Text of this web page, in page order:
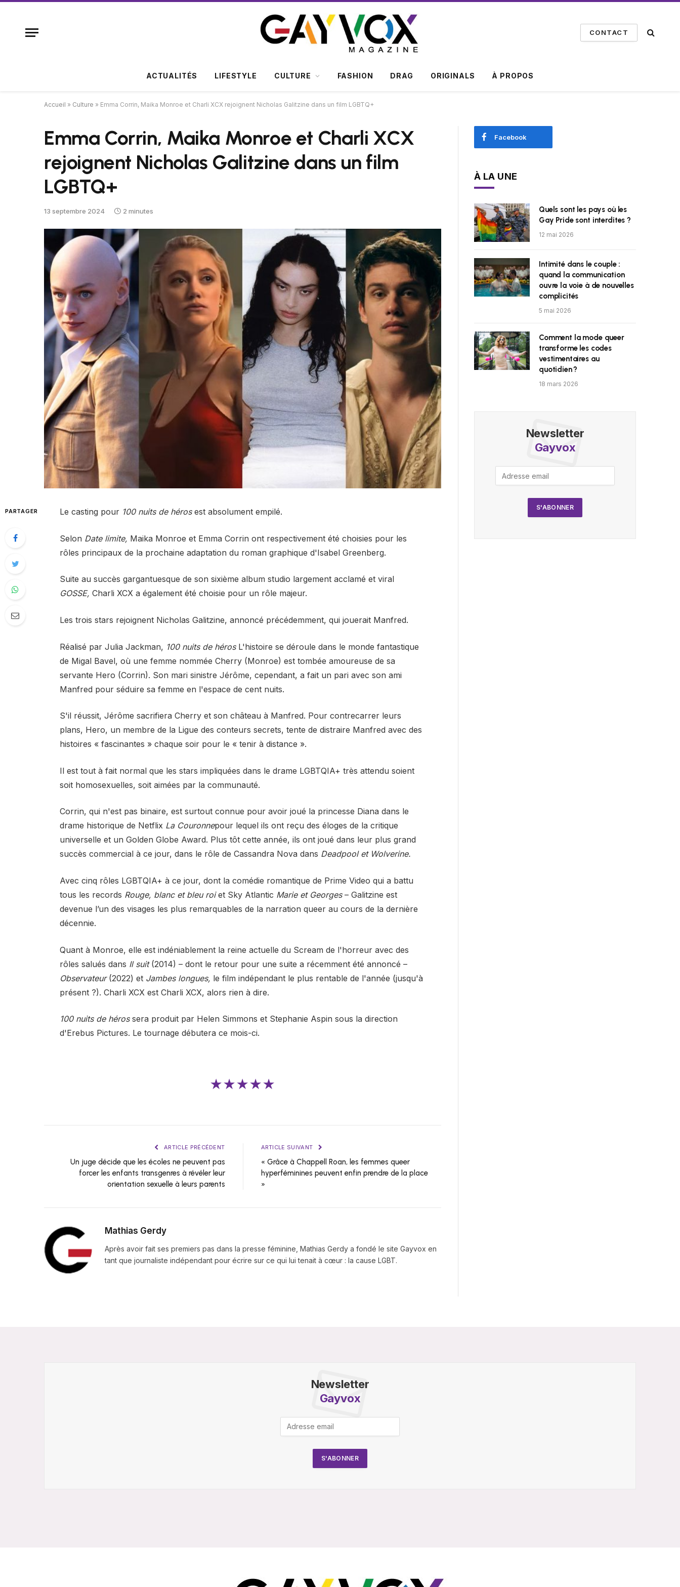
CONTACT
ACTUALITÉS LIFESTYLE CULTURE FASHION DRAG ORIGINALS À PROPOS
Accueil » Culture » Emma Corrin, Maika Monroe et Charli XCX rejoignent Nicholas Galitzine dans un film LGBTQ+
Emma Corrin, Maika Monroe et Charli XCX
rejoignent Nicholas Galitzine dans un film
LGBTQ+
13 septembre 2024 2 minutes
PARTAGER Le casting pour 100 nuits de héros est absolument empilé.
Selon Date limite, Maika Monroe et Emma Corrin ont respectivement été choisies pour les
rôles principaux de la prochaine adaptation du roman graphique d'Isabel Greenberg.
Suite au succès gargantuesque de son sixième album studio largement acclamé et viral
GOSSE, Charli XCX a également été choisie pour un rôle majeur.
Les trois stars rejoignent Nicholas Galitzine, annoncé précédemment, qui jouerait Manfred.
Réalisé par Julia Jackman, 100 nuits de hérosL'histoire se déroule dans le monde fantastique
de Migal Bavel, où une femme nommée Cherry (Monroe) est tombée amoureuse de sa
servante Hero (Corrin). Son mari sinistre Jérôme, cependant, a fait un pari avec son ami
Manfred pour séduire sa femme en l'espace de cent nuits.
S'il réussit, Jérôme sacrifiera Cherry et son château à Manfred. Pour contrecarrer leurs
plans, Hero, un membre de la Ligue des conteurs secrets, tente de distraire Manfred avec des
histoires « fascinantes » chaque soir pour le « tenir à distance ».
Il est tout à fait normal que les stars impliquées dans le drame LGBTQIA+ très attendu soient
soit homosexuelles, soit aimées par la communauté.
Corrin, qui n'est pas binaire, est surtout connue pour avoir joué la princesse Diana dans le
drame historique de Netflix La Couronnepour lequel ils ont reçu des éloges de la critique
universelle et un Golden Globe Award. Plus tôt cette année, ils ont joué dans leur plus grand
succès commercial à ce jour, dans le rôle de Cassandra Nova dans Deadpool et Wolverine.
Avec cinq rôles LGBTQIA+ à ce jour, dont la comédie romantique de Prime Video qui a battu
tous les records Rouge, blanc et bleu roiet Sky Atlantic Marie et Georges– Galitzine est
devenue l’un des visages les plus remarquables de la narration queer au cours de la dernière
décennie.
Quant à Monroe, elle est indéniablement la reine actuelle du Scream de l'horreur avec des
rôles salués dans Il suit (2014) – dont le retour pour une suite a récemment été annoncé –
Observateur (2022) et Jambes longues, le film indépendant le plus rentable de l'année (jusqu'à
présent ?). Charli XCX est Charli XCX, alors rien à dire.
100 nuits de héros sera produit par Helen Simmons et Stephanie Aspin sous la direction
d'Erebus Pictures. Le tournage débutera ce mois-ci.
★★★★★
ARTICLE PRÉCÉDENT
Un juge décide que les écoles ne peuvent pas
forcer les enfants transgenres à révéler leur
orientation sexuelle à leurs parents
ARTICLE SUIVANT
« Grâce à Chappell Roan, les femmes queer
hyperféminines peuvent enfin prendre de la place
»
Mathias Gerdy
Après avoir fait ses premiers pas dans la presse féminine, Mathias Gerdy a fondé le site Gayvox en
tant que journaliste indépendant pour écrire sur ce qui lui tenait à cœur : la cause LGBT.
Facebook
À LA UNE
Quels sont les pays où les
Gay Pride sont interdites ?
12 mai 2026
Intimité dans le couple :
quand la communication
ouvre la voie à de nouvelles
complicités
5 mai 2026
Comment la mode queer
transforme les codes
vestimentaires au
quotidien ?
18 mars 2026
Newsletter
Gayvox
Newsletter
Gayvox